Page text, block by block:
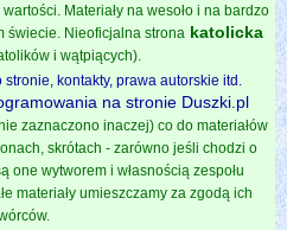
Materiały na wesoło i na bardzo
świecie. Nieoficjalna strona katolicka
i wątpiących).
stronie, kontakty, prawa autorskie itd.
na stronie Duszki.pl
zaznaczono inaczej) co do materiałów
skrótach - zarówno jeśli chodzi o
one wytworem i własnością zespołu
materiały umieszczamy za zgodą ich